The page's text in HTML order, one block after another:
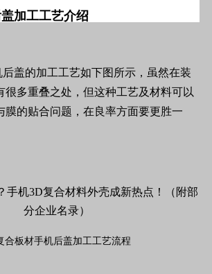
加工工艺介绍
盖的加工工艺如下图所示，虽然在装
很多重叠之处，但这种工艺及材料可以
膜的贴合问题，在良率方面要更胜一
合板材手机后盖加工工艺流程